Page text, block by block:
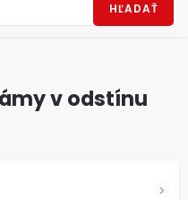
HĽADAŤ
v odstínu